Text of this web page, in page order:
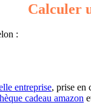
Calculer
:
entreprise, prise en
cadeau amazon